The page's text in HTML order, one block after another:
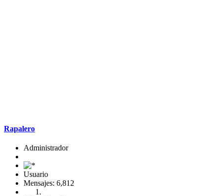
Rapalero
Administrador
Usuario
Mensajes: 6,812